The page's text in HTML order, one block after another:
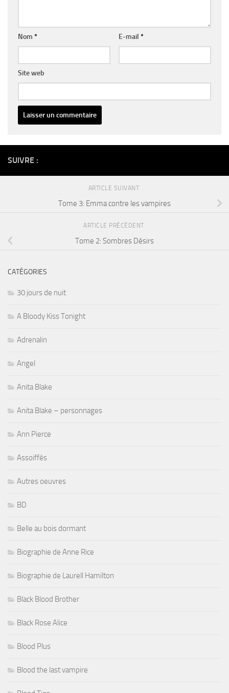
Nom * E-mail *
Site web
SUIVRE :
ARTICLE SUIVANT
Tome 3: Emma contre les vampires
ARTICLE PRÉCÉDENT
Tome 2: Sombres Désirs
CATÉGORIES
30 jours de nuit
A Bloody Kiss Tonight
Adrenalin
Angel
Anita Blake
Anita Blake – personnages
Ann Pierce
Assoiffés
Autres oeuvres
BD
Belle au bois dormant
Biographie de Anne Rice
Biographie de Laurell Hamilton
Black Blood Brother
Black Rose Alice
Blood Plus
Blood the last vampire